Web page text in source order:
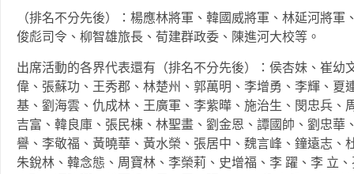
（排名不分先後）：楊應林將軍、韓國威將軍、林延河將
俊彪司令、柳智雄旅長、荀建群政委、陳進河大校等。
出席活動的各界代表還有（排名不分先後）：侯杏妹、崔幼
偉、張蘇功、王秀郡、林楚州、郭萬明、李增勇、李輝、夏
基、劉海雲、仇成林、王廣軍、李紫曄、施治生、閔忠兵、
吉富、韓良庫、張民棟、林聖畫、劉金恩、譚國帥、劉忠華
譽、李敬福、黃曉華、黃水榮、張居中、魏言峰、鐘遠志、
朱銳林、韓念態、周寶林、李榮莉、史增福、李 躍、李 立